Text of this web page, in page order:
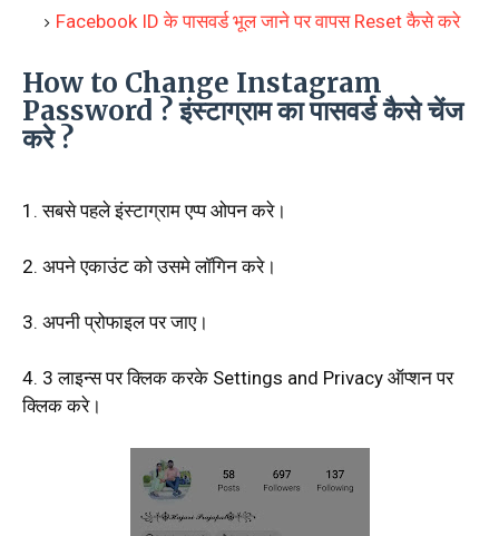
Facebook ID के पासवर्ड भूल जाने पर वापस Reset कैसे करे
How to Change Instagram
Password ? इंस्टाग्राम का पासवर्ड कैसे चेंज
करे ?
1. सबसे पहले इंस्टाग्राम एप्प ओपन करे।
2. अपने एकाउंट को उसमे लॉगिन करे।
3. अपनी प्रोफाइल पर जाए।
4. 3 लाइन्स पर क्लिक करके Settings and Privacy ऑप्शन पर
क्लिक करे।